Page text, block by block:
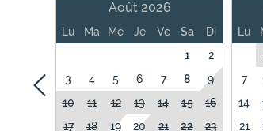
Août 2026
Lu Ma Me Je Ve Sa
Di
1
2
3
4 5 6 7 8
9
10
11 12 13 14 15
16
17
18 19 20 21 22
23
Lu
7
14
21